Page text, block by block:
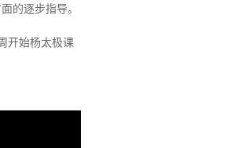
的逐步指导。
开始杨太极课